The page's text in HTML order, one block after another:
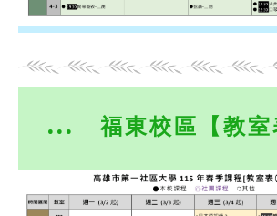
... 福東校區【教